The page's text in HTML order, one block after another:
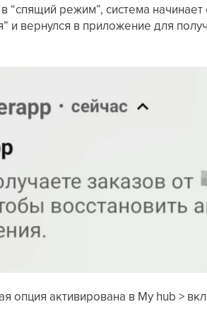
“спящий режим”, система
и вернулся в приложение для
опция активирована в My hub >